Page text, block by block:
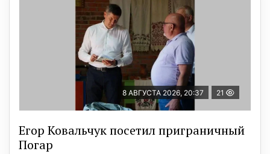
8 АВГУСТА 2026, 20:37 21
Егор Ковальчук посетил приграничный
Погар